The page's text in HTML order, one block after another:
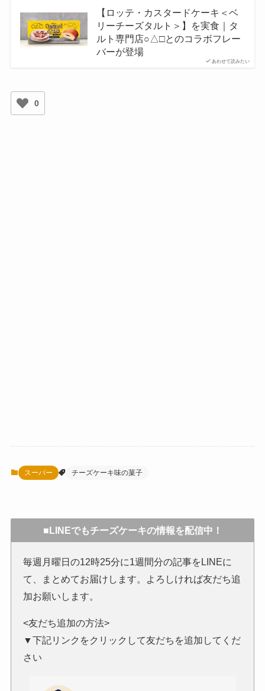
あわせて読みたい
【ロッテ・カスタードケーキ＜ベ
リーチーズタルト＞】を実食｜タ
ルト専門店○△□とのコラボフレー
バーが登場
0
スーパー チーズケーキ味の菓子
■LINEでもチーズケーキの情報を配信中！
毎週月曜日の12時25分に1週間分の記事をLINEに
て、まとめてお届けします。よろしければ友だち追
加お願いします。
<友だち追加の方法>
▼下記リンクをクリックして友だちを追加してくだ
さい